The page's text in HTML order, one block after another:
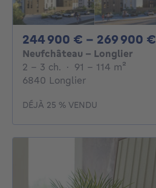
244 900 € - 269 900 €
Neufchâteau - Longlier
2 - 3 Chambres
2 - 3 ch. · 91 - 114 m²
6840 Longlier
DÉJÀ 25 % VENDU